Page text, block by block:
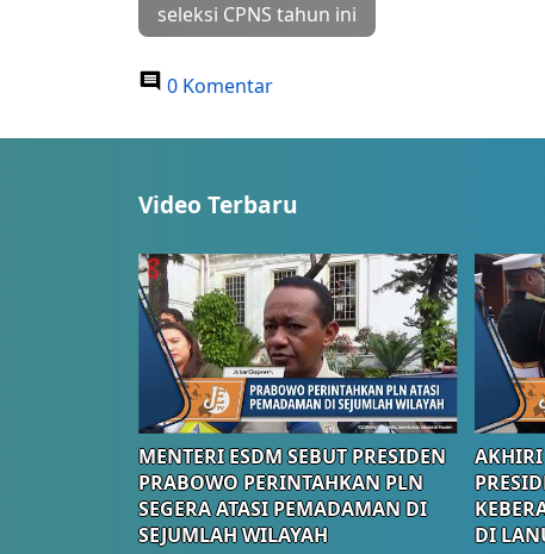
seleksi CPNS tahun ini
0 Komentar
Video Terbaru
MENTERI ESDM SEBUT PRESIDEN
PRABOWO PERINTAHKAN PLN
SEGERA ATASI PEMADAMAN DI
SEJUMLAH WILAYAH
AKHIRI
DI